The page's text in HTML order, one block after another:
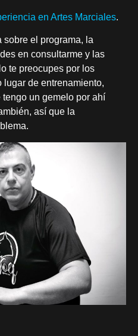
en Artes Marciales.
el programa, la
en consultarme y las
te preocupes por los
de entrenamiento,
un gemelo por ahí
así que la